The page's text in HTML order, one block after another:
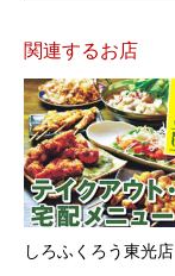
関連するお店
しろふくろう東光店